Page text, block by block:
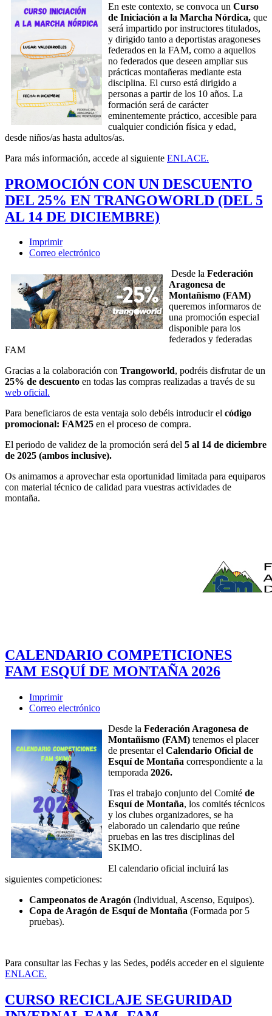
En este contexto, se convoca un Curso
de Iniciación a la Marcha Nórdica, que
será impartido por instructores titulados,
y dirigido tanto a deportistas aragoneses
federados en la FAM, como a aquellos
no federados que deseen ampliar sus
prácticas montañeras mediante esta
disciplina. El curso está dirigido a
personas a partir de los 10 años. La
formación será de carácter
eminentemente práctico, accesible para
cualquier condición física y edad,
desde niños/as hasta adultos/as.
Para más información, accede al siguiente ENLACE.
PROMOCIÓN CON UN DESCUENTO
DEL 25% EN TRANGOWORLD (DEL 5
AL 14 DE DICIEMBRE)
Imprimir
Correo electrónico
Desde la Federación
Aragonesa de
Montañismo (FAM)
queremos informaros de
una promoción especial
disponible para los
federados y federadas
FAM
Gracias a la colaboración con Trangoworld, podréis disfrutar de un
25% de descuento en todas las compras realizadas a través de su
web oficial.
Para beneficiaros de esta ventaja solo debéis introducir el código
promocional: FAM25 en el proceso de compra.
El periodo de validez de la promoción será del 5 al 14 de diciembre
de 2025 (ambos inclusive).
Os animamos a aprovechar esta oportunidad limitada para equiparos
con material técnico de calidad para vuestras actividades de
montaña.
CALENDARIO COMPETICIONES
FAM ESQUÍ DE MONTAÑA 2026
Imprimir
Correo electrónico
Desde la Federación Aragonesa de
Montañismo (FAM) tenemos el placer
de presentar el Calendario Oficial de
Esquí de Montaña correspondiente a la
temporada 2026.
Tras el trabajo conjunto del Comité de
Esquí de Montaña, los comités técnicos
y los clubes organizadores, se ha
elaborado un calendario que reúne
pruebas en las tres disciplinas del
SKIMO.
El calendario oficial incluirá las
siguientes competiciones:
Campeonatos de Aragón (Individual, Ascenso, Equipos).
Copa de Aragón de Esquí de Montaña (Formada por 5
pruebas).
Para consultar las Fechas y las Sedes, podéis acceder en el siguiente
ENLACE.
CURSO RECICLAJE SEGURIDAD